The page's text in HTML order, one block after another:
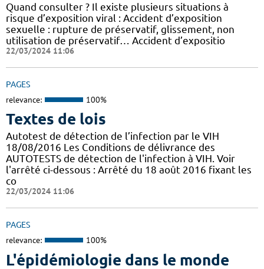
Quand consulter ? Il existe plusieurs situations à
risque d’exposition viral : Accident d’exposition
sexuelle : rupture de préservatif, glissement, non
utilisation de préservatif… Accident d’expositio
22/03/2024 11:06
PAGES
relevance: 100%
Textes de lois
Autotest de détection de l’infection par le VIH
18/08/2016 Les Conditions de délivrance des
AUTOTESTS de détection de l'infection à VIH. Voir
l'arrêté ci-dessous : Arrêté du 18 août 2016 fixant les
co
22/03/2024 11:06
PAGES
relevance: 100%
L'épidémiologie dans le monde